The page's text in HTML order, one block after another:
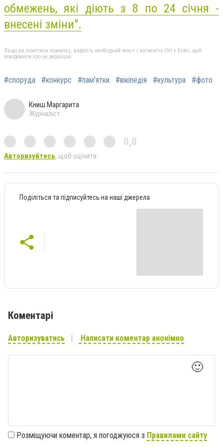
обмежень, які діють з 8 по 24 січня -
внесені зміни".
Якщо ви помітили помилку, виділіть необхідний текст і натисніть Ctrl + Enter, щоб
повідомити про це редакцію
#споруда #конкурс #пам'ятки #вікіпедія #культура #фото
Книш Маргарита
Журналіст
0,0
Авторизуйтесь, щоб оцінити
Поділіться та підписуйтесь на наші джерела
Коментарі
Авторизуватись Написати коментар анонімно
🙂
Розміщуючи коментар, я погоджуюся з Правилами сайту